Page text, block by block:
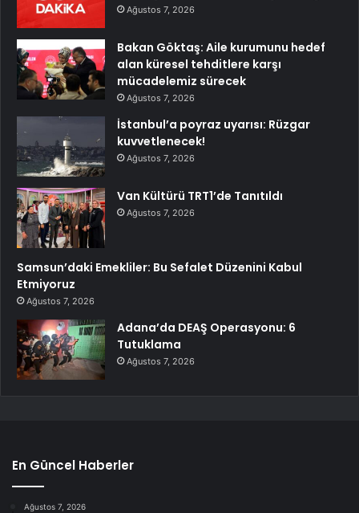
Ağustos 7, 2026
Bakan Göktaş: Aile kurumunu hedef
alan küresel tehditlere karşı
mücadelemiz sürecek
Ağustos 7, 2026
İstanbul’a poyraz uyarısı: Rüzgar
kuvvetlenecek!
Ağustos 7, 2026
Van Kültürü TRT1’de Tanıtıldı
Ağustos 7, 2026
Samsun’daki Emekliler: Bu Sefalet Düzenini Kabul
Etmiyoruz
Ağustos 7, 2026
Adana’da DEAŞ Operasyonu: 6
Tutuklama
Ağustos 7, 2026
En Güncel Haberler
Ağustos 7, 2026